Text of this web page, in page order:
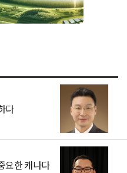
다
요한 캐나다